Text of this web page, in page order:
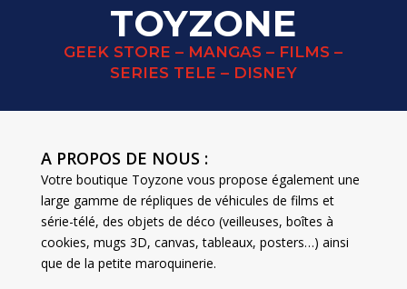
TOYZONE
GEEK STORE – MANGAS – FILMS –
SERIES TELE – DISNEY
A PROPOS DE NOUS :
Votre boutique Toyzone vous propose également une
large gamme de répliques de véhicules de films et
série-télé, des objets de déco (veilleuses, boîtes à
cookies, mugs 3D, canvas, tableaux, posters…) ainsi
que de la petite maroquinerie.